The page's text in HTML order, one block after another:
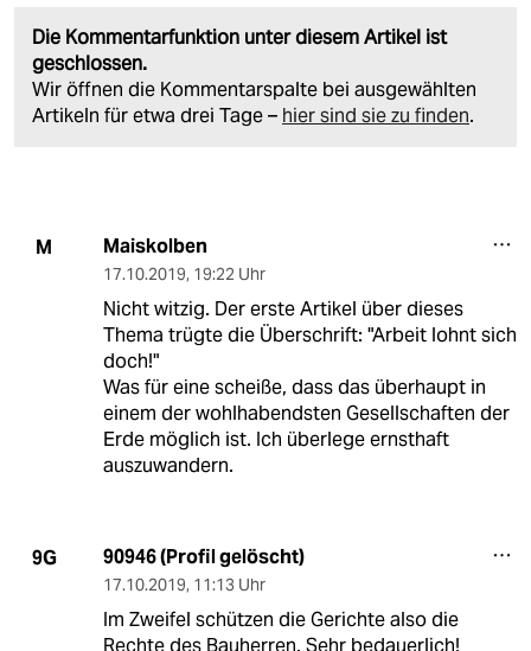
Die Kommentarfunktion unter diesem Artikel ist
geschlossen.
Wir öffnen die Kommentarspalte bei ausgewählten
Artikeln für etwa drei Tage – hier sind sie zu finden.
M Maiskolben
17.10.2019, 19:22 Uhr
Nicht witzig. Der erste Artikel über dieses
Thema trügte die Überschrift: "Arbeit lohnt sich
doch!"
Was für eine scheiße, dass das überhaupt in
einem der wohlhabendsten Gesellschaften der
Erde möglich ist. Ich überlege ernsthaft
auszuwandern.
9G 90946 (Profil gelöscht)
17.10.2019, 11:13 Uhr
Im Zweifel schützen die Gerichte also die
Rechte des Bauherren. Sehr bedauerlich!